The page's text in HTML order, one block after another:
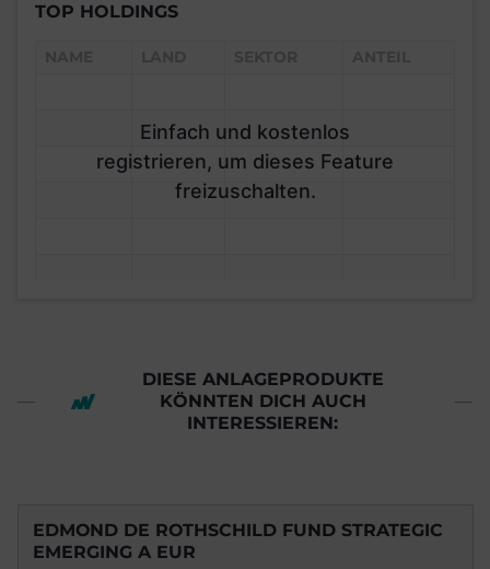
TOP HOLDINGS
Einfach und kostenlos
registrieren, um dieses Feature
freizuschalten.
DIESE ANLAGEPRODUKTE
KÖNNTEN DICH AUCH
INTERESSIEREN:
EDMOND DE ROTHSCHILD FUND STRATEGIC
EMERGING A EUR